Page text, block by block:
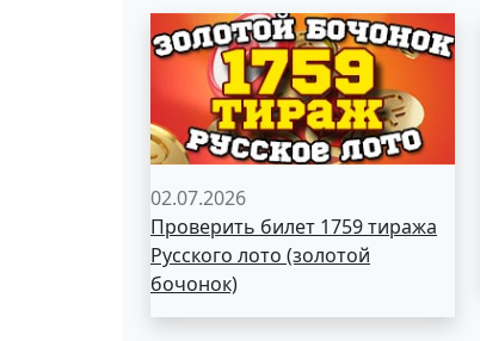
02.07.2026
Проверить билет 1759 тиража
Русского лото (золотой
бочонок)